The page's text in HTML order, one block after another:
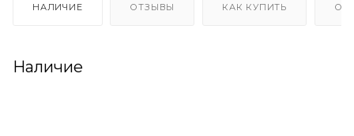
НАЛИЧИЕ ОТЗЫВЫ КАК КУПИТЬ
Наличие